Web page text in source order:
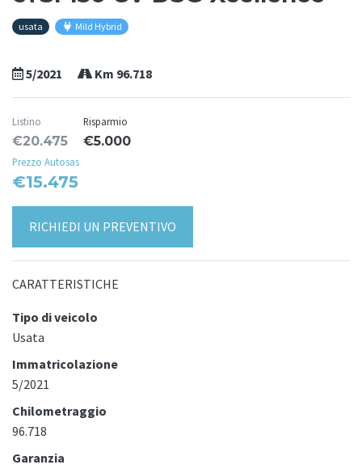
usata Mild Hybrid
5/2021 Km 96.718
Listino
€20.475
Risparmio
€5.000
Prezzo Autosas
€15.475
RICHIEDI UN PREVENTIVO
CARATTERISTICHE
Tipo di veicolo
Usata
Immatricolazione
5/2021
Chilometraggio
96.718
Garanzia